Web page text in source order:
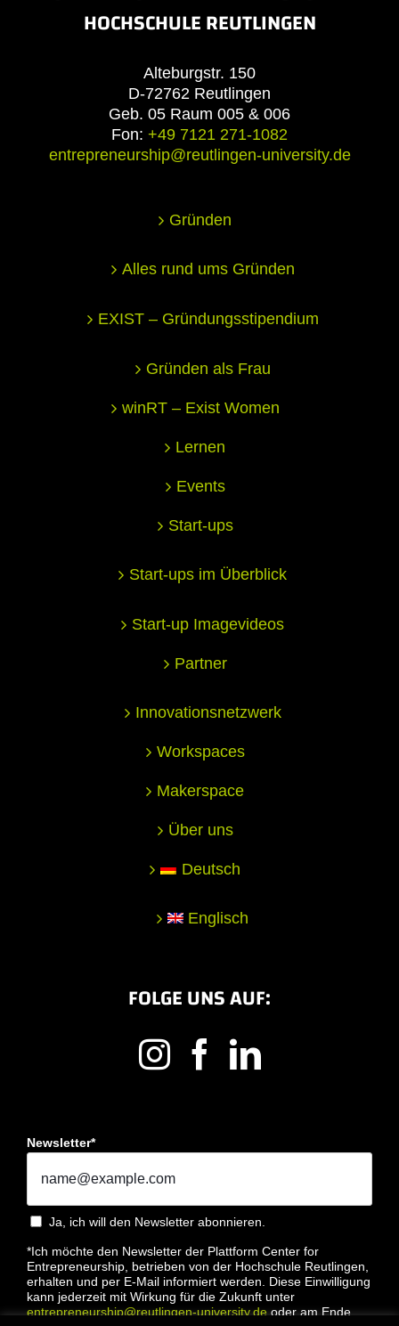
HOCHSCHULE REUTLINGEN
Alteburgstr. 150
D-72762 Reutlingen
Geb. 05 Raum 005 & 006
Fon: +49 7121 271-1082
entrepreneurship@reutlingen-university.de
Gründen
Alles rund ums Gründen
EXIST – Gründungsstipendium
Gründen als Frau
winRT – Exist Women
Lernen
Events
Start-ups
Start-ups im Überblick
Start-up Imagevideos
Partner
Innovationsnetzwerk
Workspaces
Makerspace
Über uns
Deutsch
Englisch
FOLGE UNS AUF:
Newsletter*
Ja, ich will den Newsletter abonnieren.
*Ich möchte den Newsletter der Plattform Center for
Entrepreneurship, betrieben von der Hochschule Reutlingen,
erhalten und per E-Mail informiert werden. Diese Einwilligung
kann jederzeit mit Wirkung für die Zukunft unter
entrepreneurship@reutlingen-university.deoder am Ende